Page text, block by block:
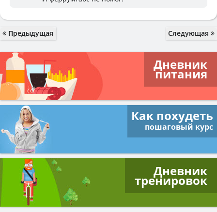
Предыдущая Следующая
Дневник
питания
Как похудеть
пошаговый курс
Дневник
тренировок